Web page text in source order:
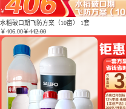
水稻破口期飞防方案（10亩） 1套
￥406.00￥442.00